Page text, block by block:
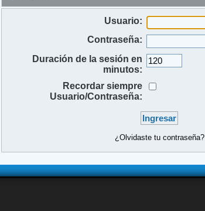
Usuario:
Contraseña:
Duración de la sesión en
minutos:
Recordar siempre
Usuario/Contraseña:
¿Olvidaste tu contraseña?